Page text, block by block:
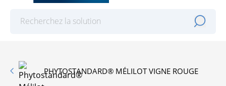
PHYTOSTANDARD® MÉLILOT VIGNE ROUGE